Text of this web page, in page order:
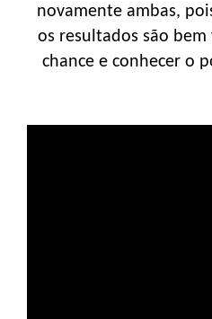
novamente ambas,
os resultados são
chance e conhecer o